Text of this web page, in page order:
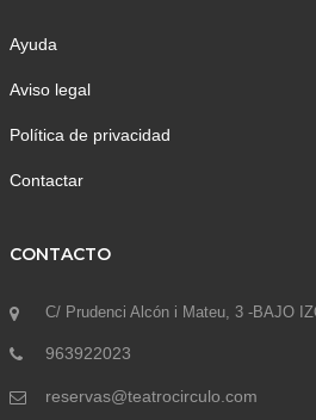
Ayuda
Aviso legal
Política de privacidad
Contactar
CONTACTO
C/ Prudenci Alcón i Mateu, 3 -BAJO
963922023
reservas@teatrocirculo.com